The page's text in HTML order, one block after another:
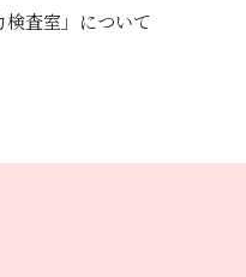
検査室」について